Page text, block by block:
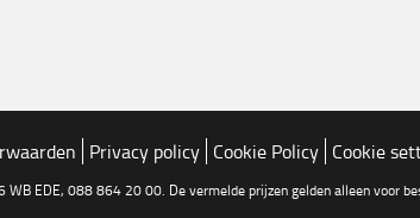
Privacy policy Cookie Policy Cookie
EDE, 088 864 20 00. De vermelde prijzen gelden alleen voor